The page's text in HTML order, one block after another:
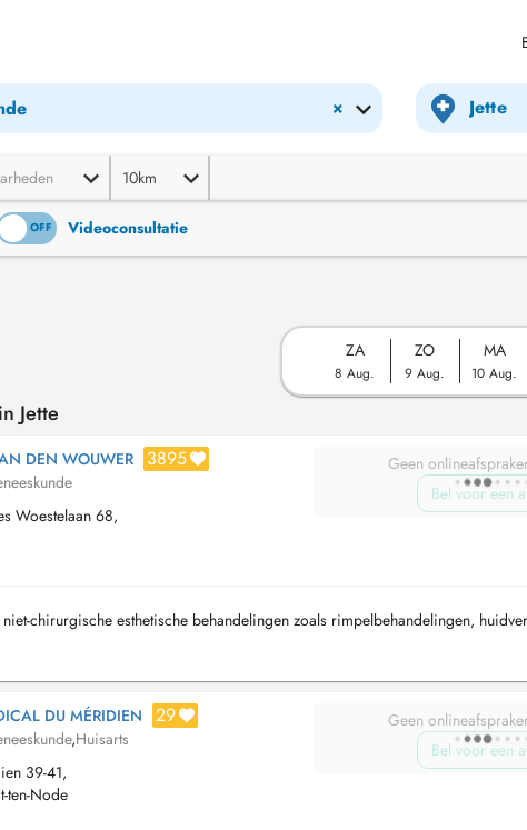
×
10km
OFF Videoconsultatie
ZA
8 Aug.
ZO
9 Aug.
MA
10 Aug.
Jette
DEN WOUWER 3895
Woestelaan 68,
Geen
Bel voor een
chirurgische esthetische behandelingen zoals rimpelbehandelingen,
DU MÉRIDIEN 29
,Huisarts
39-41,
ten-Node
Geen
Bel voor een